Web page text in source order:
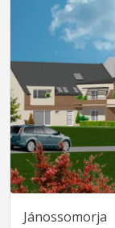
Jánossomorja